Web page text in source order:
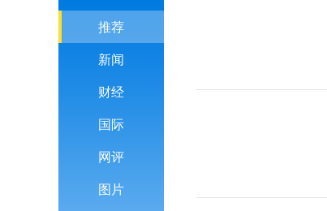
推荐
新闻
财经
国际
网评
图片